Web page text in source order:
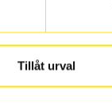
Tillåt urval